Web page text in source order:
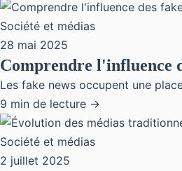
Société et médias
28 mai 2025
Comprendre l'influence
Les fake news occupent une
9 min de lecture →
Société et médias
2 juillet 2025